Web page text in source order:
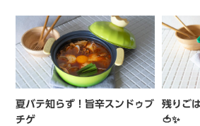
夏バテ知らず！旨辛スンドゥブ
チゲ
残りご
🍅✨